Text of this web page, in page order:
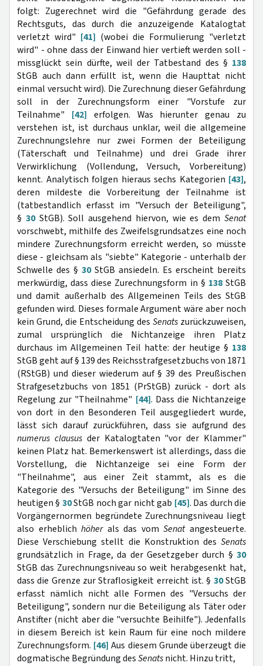
folgt: Zugerechnet wird die "Gefährdung gerade des
Rechtsguts, das durch die anzuzeigende Katalogtat
verletzt wird" [41] (wobei die Formulierung "verletzt
wird" - ohne dass der Einwand hier vertieft werden soll -
missglückt sein dürfte, weil der Tatbestand des § 138
StGB auch dann erfüllt ist, wenn die Haupttat nicht
einmal versucht wird). Die Zurechnung dieser Gefährdung
soll in der Zurechnungsform einer "Vorstufe zur
Teilnahme" [42] erfolgen. Was hierunter genau zu
verstehen ist, ist durchaus unklar, weil die allgemeine
Zurechnungslehre nur zwei Formen der Beteiligung
(Täterschaft und Teilnahme) und drei Grade ihrer
Verwirklichung (Vollendung, Versuch, Vorbereitung)
kennt. Analytisch folgen hieraus sechs Kategorien [43],
deren mildeste die Vorbereitung der Teilnahme ist
(tatbestandlich erfasst im "Versuch der Beteiligung",
§ 30StGB). Soll ausgehend hiervon, wie es demSenat
vorschwebt, mithilfe des Zweifelsgrundsatzes eine noch
mindere Zurechnungsform erreicht werden, so müsste
diese - gleichsam als "siebte" Kategorie - unterhalb der
Schwelle des § 30StGB ansiedeln. Es erscheint bereits
merkwürdig, dass diese Zurechnungsform in § 138StGB
und damit außerhalb des Allgemeinen Teils des StGB
gefunden wird. Dieses formale Argument wäre aber noch
kein Grund, die Entscheidung des Senats zurückzuweisen,
zumal ursprünglich die Nichtanzeige ihren Platz
durchaus im Allgemeinen Teil hatte: der heutige § 138
StGB geht auf § 139 des Reichsstrafgesetzbuchs von 1871
(RStGB) und dieser wiederum auf § 39 des Preußischen
Strafgesetzbuchs von 1851 (PrStGB) zurück - dort als
Regelung zur "Theilnahme" [44]. Dass die Nichtanzeige
von dort in den Besonderen Teil ausgegliedert wurde,
lässt sich darauf zurückführen, dass sie aufgrund des
numerus claususder Katalogtaten "vor der Klammer"
keinen Platz hat. Bemerkenswert ist allerdings, dass die
Vorstellung, die Nichtanzeige sei eine Form der
"Theilnahme", aus einer Zeit stammt, als es die
Kategorie des "Versuchs der Beteiligung" im Sinne des
heutigen § 30StGB noch gar nicht gab [45]. Das durch die
Vorgängernormen begründete Zurechnungsniveau liegt
also erheblichhöherals das vomSenatangesteuerte.
Diese Verschiebung stellt die Konstruktion des Senats
grundsätzlich in Frage, da der Gesetzgeber durch § 30
StGB das Zurechnungsniveau so weit herabgesenkt hat,
dass die Grenze zur Straflosigkeit erreicht ist. § 30StGB
erfasst nämlich nicht alle Formen des "Versuchs der
Beteiligung", sondern nur die Beteiligung als Täter oder
Anstifter (nicht aber die "versuchte Beihilfe"). Jedenfalls
in diesem Bereich ist kein Raum für eine noch mildere
Zurechnungsform. [46] Aus diesem Grunde überzeugt die
dogmatische Begründung desSenatsnicht. Hinzu tritt,